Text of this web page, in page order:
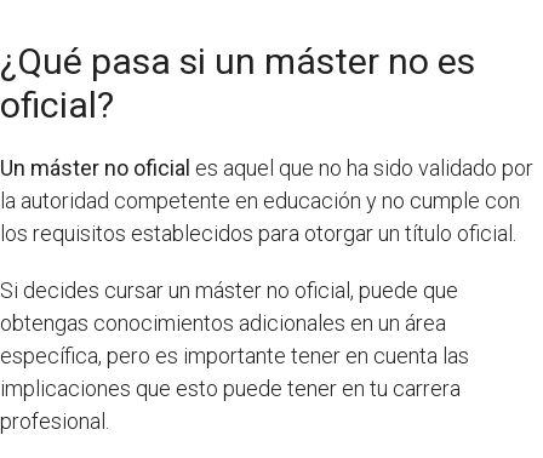
¿Qué pasa si un máster no es
oficial?
Un máster no oficial es aquel que no ha sido validado por
la autoridad competente en educación y no cumple con
los requisitos establecidos para otorgar un título oficial.
Si decides cursar un máster no oficial, puede que
obtengas conocimientos adicionales en un área
específica, pero es importante tener en cuenta las
implicaciones que esto puede tener en tu carrera
profesional.